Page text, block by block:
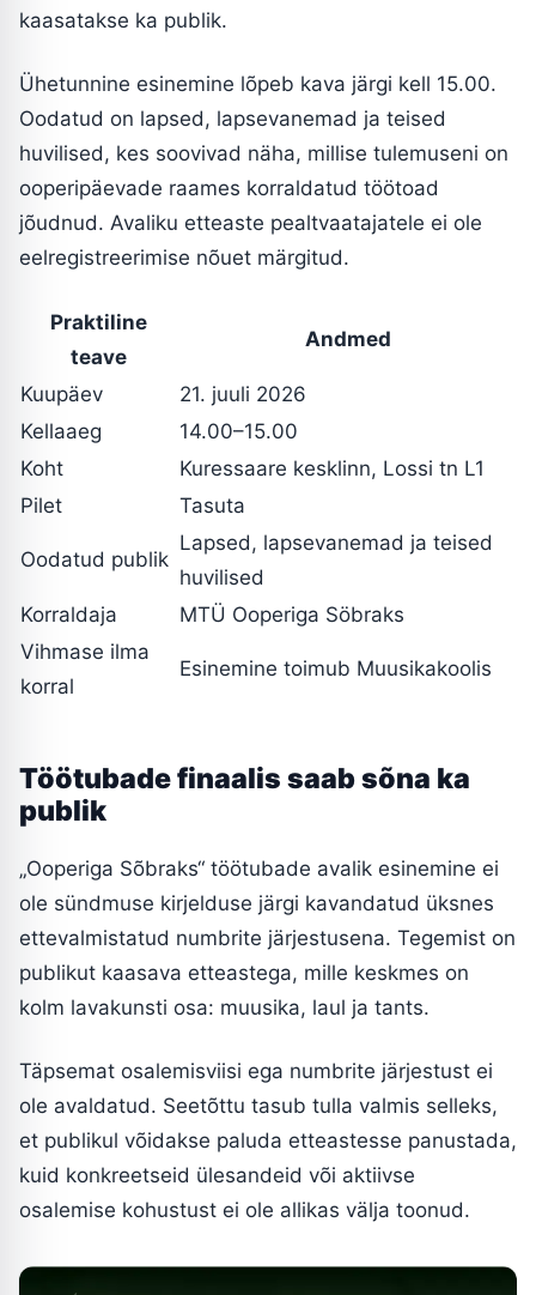
kaasatakse ka publik.
Ühetunnine esinemine lõpeb kava järgi kell 15.00.
Oodatud on lapsed, lapsevanemad ja teised
huvilised, kes soovivad näha, millise tulemuseni on
ooperipäevade raames korraldatud töötoad
jõudnud. Avaliku etteaste pealtvaatajatele ei ole
eelregistreerimise nõuet märgitud.
Praktiline
teave
Andmed
Kuupäev
21. juuli 2026
Kellaaeg
14.00–15.00
Koht
Kuressaare kesklinn, Lossi tn L1
Pilet
Tasuta
Oodatud publik
Lapsed, lapsevanemad ja teised
huvilised
Korraldaja
MTÜ Ooperiga Söbraks
Vihmase ilma
korral
Esinemine toimub Muusikakoolis
Töötubade finaalis saab sõna ka
publik
„Ooperiga Sõbraks“ töötubade avalik esinemine ei
ole sündmuse kirjelduse järgi kavandatud üksnes
ettevalmistatud numbrite järjestusena. Tegemist on
publikut kaasava etteastega, mille keskmes on
kolm lavakunsti osa: muusika, laul ja tants.
Täpsemat osalemisviisi ega numbrite järjestust ei
ole avaldatud. Seetõttu tasub tulla valmis selleks,
et publikul võidakse paluda etteastesse panustada,
kuid konkreetseid ülesandeid või aktiivse
osalemise kohustust ei ole allikas välja toonud.